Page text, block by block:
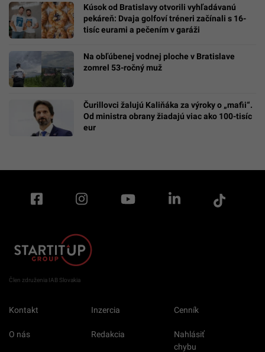
Kúsok od Bratislavy otvorili vyhľadávanú
pekáreň: Dvaja golfoví tréneri začínali s 16-
tisíc eurami a pečením v garáži
Na obľúbenej vodnej ploche v Bratislave
zomrel 53-ročný muž
Čurillovci žalujú Kaliňáka za výroky o „mafii“.
Od ministra obrany žiadajú viac ako 100-tisíc
eur
Člen združenia IAB Slovakia
Kontakt Inzercia Cenník
O nás Redakcia
Nahlásiť
chybu